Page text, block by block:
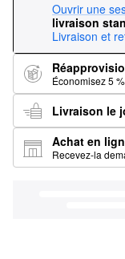
Ouvrir une
livraison
Livraison et
Économisez 5
Livraison le
Achat en
Recevez-la